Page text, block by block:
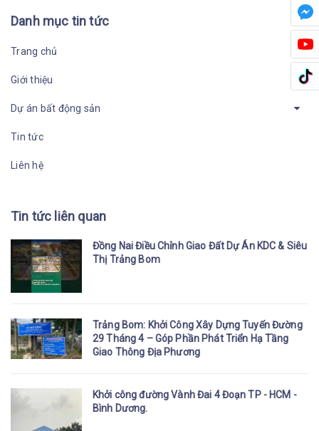
Danh mục tin tức
Trang chủ
Giới thiệu
Dự án bất động sản
Tin tức
Liên hệ
Tin tức liên quan
Đồng Nai Điều Chỉnh Giao Đất Dự Án KDC & Siêu
Thị Trảng Bom
Trảng Bom: Khởi Công Xây Dựng Tuyến Đường
29 Tháng 4 – Góp Phần Phát Triển Hạ Tầng
Giao Thông Địa Phương
Khởi công đường Vành Đai 4 Đoạn TP - HCM -
Bình Dương.